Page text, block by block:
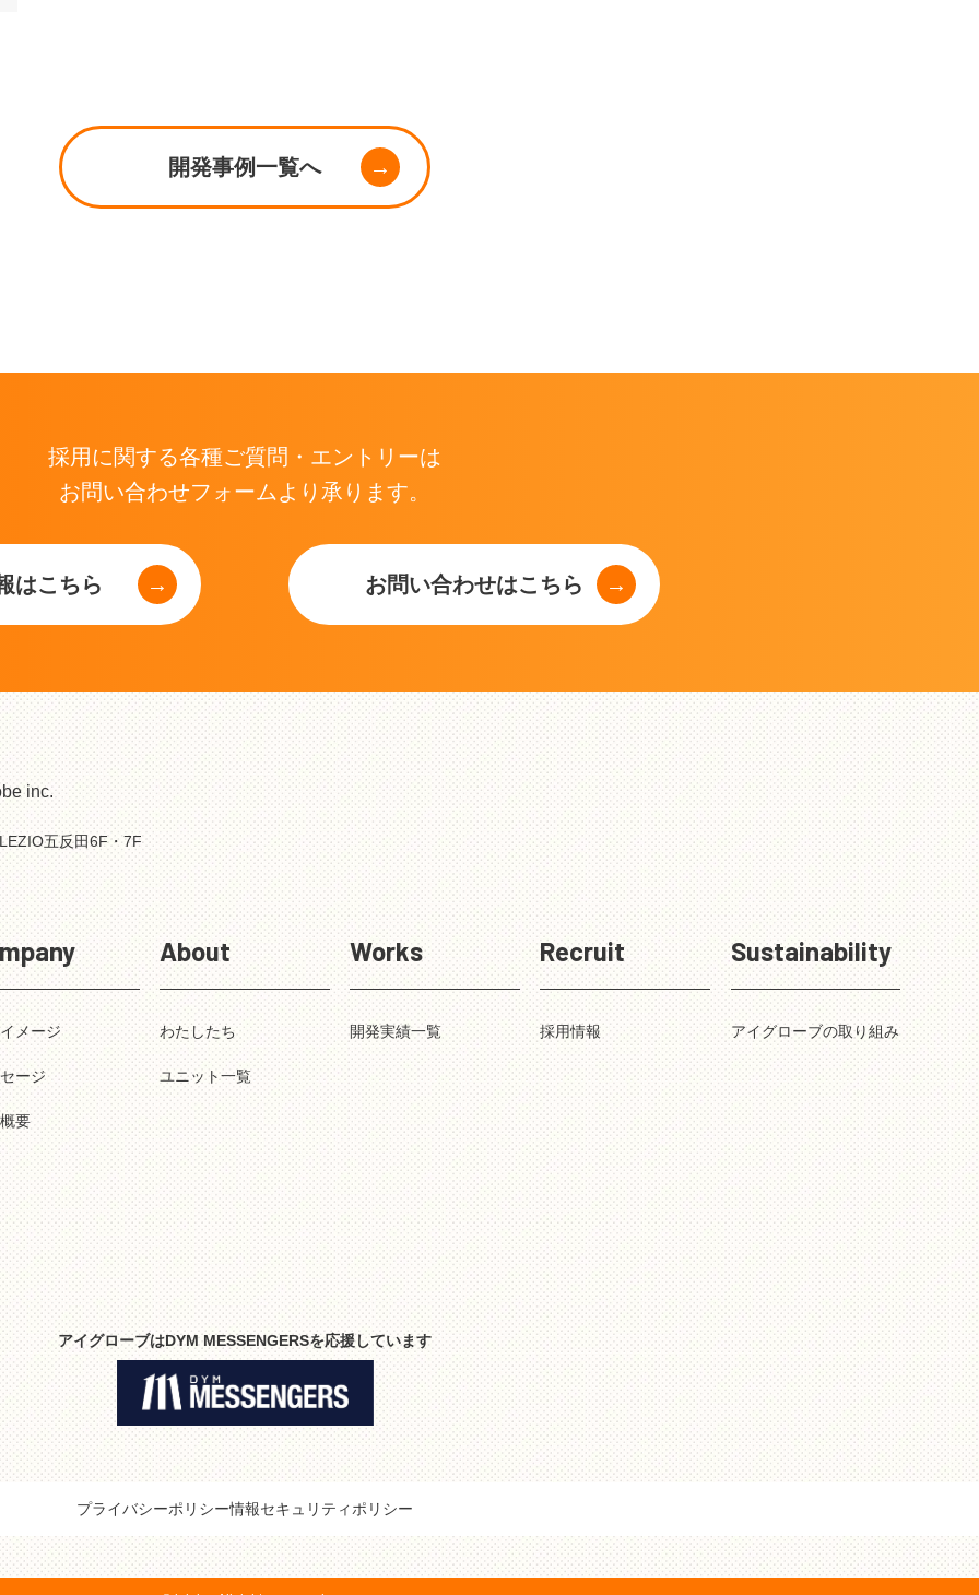
開発事例一覧へ
採用に関する各種ご質問・エントリーは
お問い合わせフォームより承ります。
はこちら お問い合わせはこちら
inc.
五反田6F・7F
メージ
ージ
要
About
わたしたち
ユニット一覧
Works
開発実績一覧
Recruit
採用情報
Sustainability
アイグローブの取り組み
アイグローブはDYM MESSENGERSを応援しています
プライバシーポリシー情報セキュリティポリシー